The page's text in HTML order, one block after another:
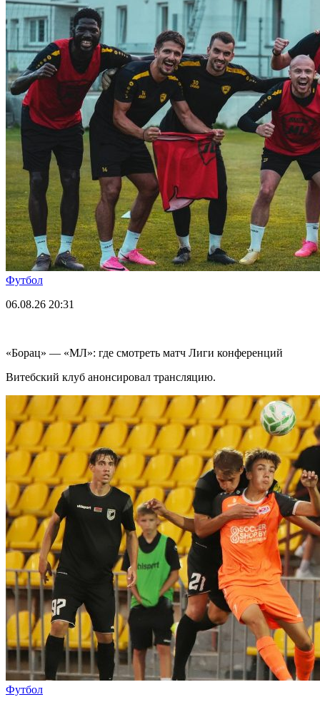
Футбол
06.08.26 20:31
«Борац» — «МЛ»: где смотреть матч Лиги конференций
Витебский клуб анонсировал трансляцию.
Футбол